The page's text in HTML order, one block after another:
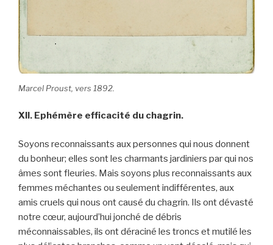
Marcel Proust, vers 1892.
XII. Ephémère efficacité du chagrin.
Soyons reconnaissants aux personnes qui nous donnent
du bonheur; elles sont les charmants jardiniers par qui nos
âmes sont fleuries. Mais soyons plus reconnaissants aux
femmes méchantes ou seulement indifférentes, aux
amis cruels qui nous ont causé du chagrin. Ils ont dévasté
notre cœur, aujourd’hui jonché de débris
méconnaissables, ils ont déraciné les troncs et mutilé les